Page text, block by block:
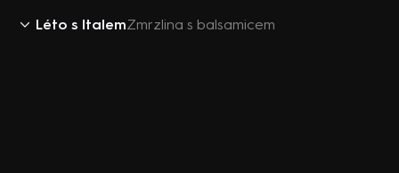
Léto s ItalemZmrzlina s balsamicem